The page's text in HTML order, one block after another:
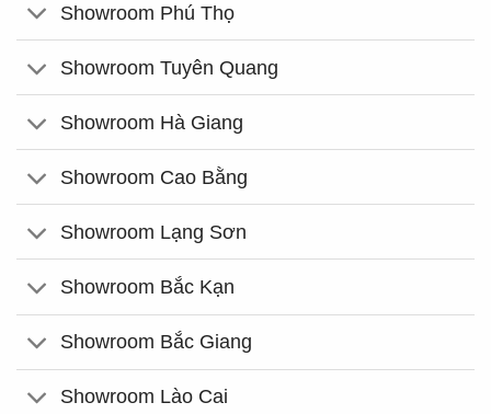
Showroom Phú Thọ
Showroom Tuyên Quang
Showroom Hà Giang
Showroom Cao Bằng
Showroom Lạng Sơn
Showroom Bắc Kạn
Showroom Bắc Giang
Showroom Lào Cai